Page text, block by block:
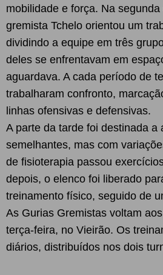
mobilidade e força. Na
gremista Tchelo orientou um
dividindo a equipe em três
deles se enfrentavam em
aguardava. A cada período de
trabalharam confronto,
linhas ofensivas e defensivas.
A parte da tarde foi destinada a
semelhantes, mas com
de fisioterapia passou
depois, o elenco foi liberado
treinamento físico, seguido de
As Gurias Gremistas voltam
terça-feira, no Vieirão. Os
diários, distribuídos nos dois